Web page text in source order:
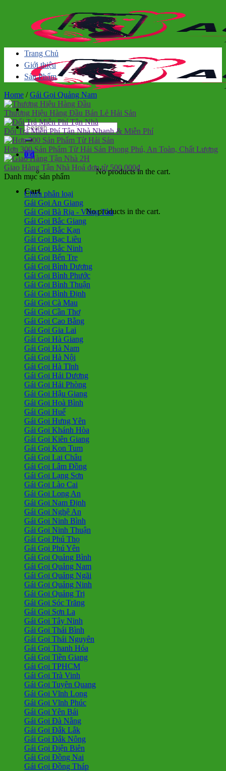
Search
for:
0₫
No products in the cart.
Cart
No products in the cart.
Trang Chủ
Giới thiệu
Sản Phẩm
Home / Gái Gọi Quảng Nam
Thương Hiệu Hàng Đầu Bán Lẻ Hải Sản
Đổi Trả Miễn Phí Tận Nhà Nhanh & Miễn Phí
Hơn 300 Sản Phẩm Từ Hải Sản Phong Phú, An Toàn, Chất Lượng
Giao Hàng Tận Nhà Hoá đơn từ 500,000đ
Danh mục sản phẩm
Chưa phân loại
Gái Gọi An Giang
Gái Gọi Bà Rịa - Vũng Tàu
Gái Gọi Bắc Giang
Gái Gọi Bắc Kạn
Gái Gọi Bạc Liêu
Gái Gọi Bắc Ninh
Gái Gọi Bến Tre
Gái Gọi Bình Dương
Gái Gọi Bình Phước
Gái Gọi Bình Thuận
Gái Gọi Bình Định
Gái Gọi Cà Mau
Gái Gọi Cần Thơ
Gái Gọi Cao Bằng
Gái Gọi Gia Lai
Gái Gọi Hà Giang
Gái Gọi Hà Nam
Gái Gọi Hà Nội
Gái Gọi Hà Tĩnh
Gái Gọi Hải Dương
Gái Gọi Hải Phòng
Gái Gọi Hậu Giang
Gái Gọi Hoà Bình
Gái Gọi Huế
Gái Gọi Hưng Yên
Gái Gọi Khánh Hòa
Gái Gọi Kiên Giang
Gái Gọi Kon Tum
Gái Gọi Lai Châu
Gái Gọi Lâm Đồng
Gái Gọi Lạng Sơn
Gái Gọi Lào Cai
Gái Gọi Long An
Gái Gọi Nam Định
Gái Gọi Nghệ An
Gái Gọi Ninh Bình
Gái Gọi Ninh Thuận
Gái Gọi Phú Thọ
Gái Gọi Phú Yên
Gái Gọi Quảng Bình
Gái Gọi Quảng Nam
Gái Gọi Quảng Ngãi
Gái Gọi Quảng Ninh
Gái Gọi Quảng Trị
Gái Gọi Sóc Trăng
Gái Gọi Sơn La
Gái Gọi Tây Ninh
Gái Gọi Thái Bình
Gái Gọi Thái Nguyên
Gái Gọi Thanh Hóa
Gái Gọi Tiền Giang
Gái Gọi TPHCM
Gái Gọi Trà Vinh
Gái Gọi Tuyên Quang
Gái Gọi Vĩnh Long
Gái Gọi Vĩnh Phúc
Gái Gọi Yên Bái
Gái Gọi Đà Nẵng
Gái Gọi Đắk Lắk
Gái Gọi Đắk Nông
Gái Gọi Điện Biên
Gái Gọi Đồng Nai
Gái Gọi Đồng Tháp